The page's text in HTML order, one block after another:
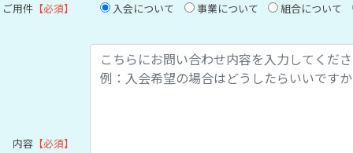
ご用件 【必須】 入会について 事業について 組合について
内容 【必須】